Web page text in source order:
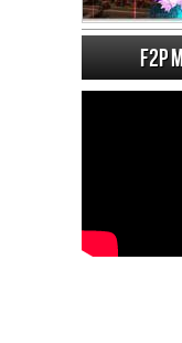
F2P